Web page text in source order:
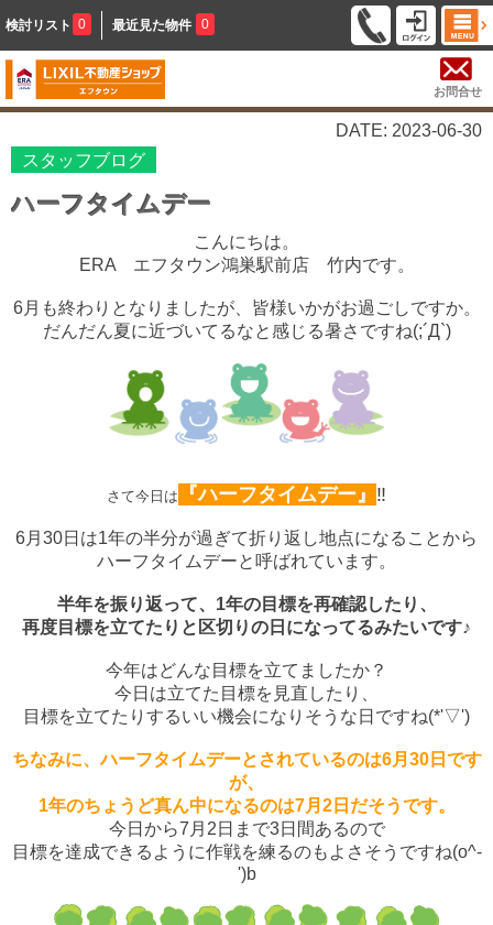
検討リスト 0 最近見た物件 0
お問合せ
DATE: 2023-06-30
スタッフブログ
ハーフタイムデー
こんにちは。
ERA エフタウン鴻巣駅前店 竹内です。
6月も終わりとなりましたが、皆様いかがお過ごしですか。
だんだん夏に近づいてるなと感じる暑さですね(;´Д`)
さて今日は 『ハーフタイムデー』 ‼
6月30日は1年の半分が過ぎて折り返し地点になることから
ハーフタイムデーと呼ばれています。
半年を振り返って、 1年の目標を再確認したり、
再度目標を立てたりと区切りの日になってるみたいです♪
今年はどんな目標を立てましたか？
今日は立てた目標を見直したり、
目標を立てたりするいい機会になりそうな日ですね(*'▽')
ちなみに、ハーフタイムデーとされているのは6月30日です
が、
1年のちょうど真ん中になるのは7月2日だそうです。
今日から7月2日まで3日間あるので
目標を達成できるように作戦を練るのもよさそうですね(o^-
')b